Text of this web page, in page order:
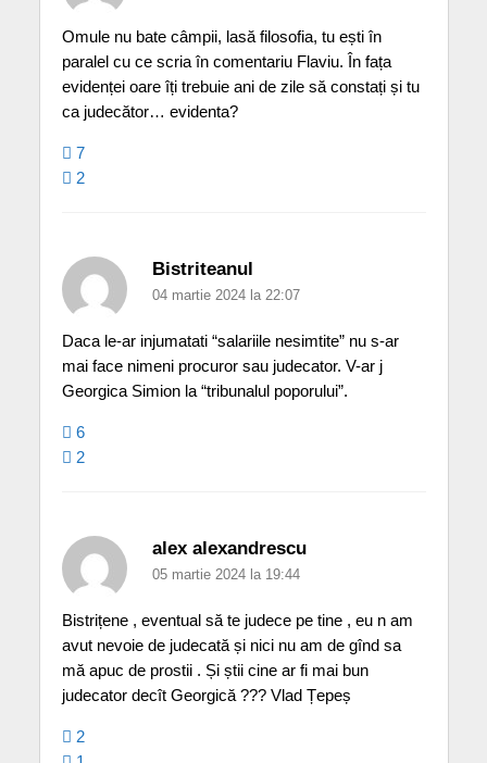
Omule nu bate câmpii, lasă filosofia, tu ești în
paralel cu ce scria în comentariu Flaviu. În fața
evidenței oare îți trebuie ani de zile să constați și tu
ca judecător… evidenta?
7
2
Bistriteanul
04 martie 2024 la 22:07
Daca le-ar injumatati “salariile nesimtite” nu s-ar
mai face nimeni procuror sau judecator. V-ar j
Georgica Simion la “tribunalul poporului”.
6
2
alex alexandrescu
05 martie 2024 la 19:44
Bistrițene , eventual să te judece pe tine , eu n am
avut nevoie de judecată și nici nu am de gînd sa
mă apuc de prostii . Și știi cine ar fi mai bun
judecator decît Georgică ??? Vlad Țepeș
2